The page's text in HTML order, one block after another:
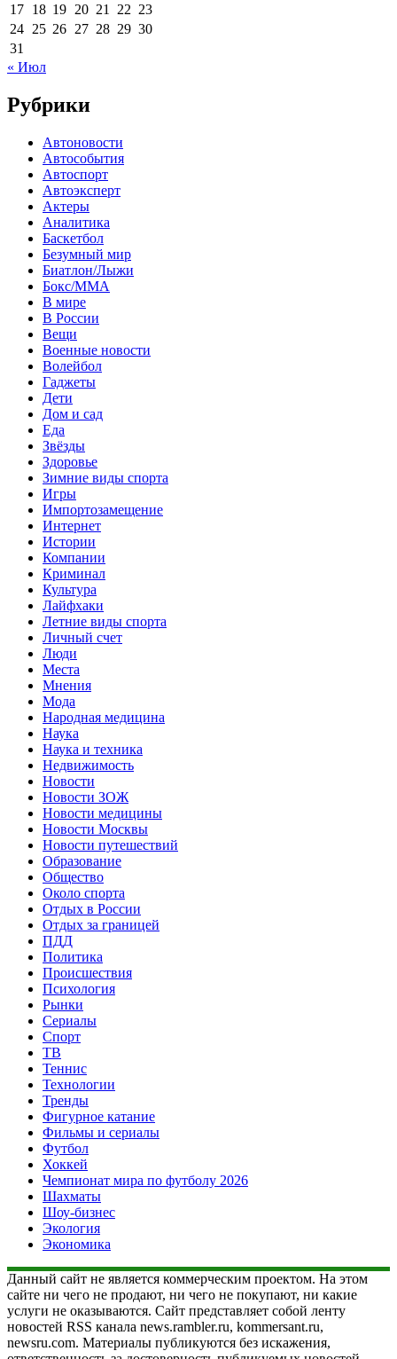
17 18 19 20 21 22 23
24 25 26 27 28 29 30
31
« Июл
Рубрики
Автоновости
Автособытия
Автоспорт
Автоэксперт
Актеры
Аналитика
Баскетбол
Безумный мир
Биатлон/Лыжи
Бокс/MMA
В мире
В России
Вещи
Военные новости
Волейбол
Гаджеты
Дети
Дом и сад
Еда
Звёзды
Здоровье
Зимние виды спорта
Игры
Импортозамещение
Интернет
Истории
Компании
Криминал
Культура
Лайфхаки
Летние виды спорта
Личный счет
Люди
Места
Мнения
Мода
Народная медицина
Наука
Наука и техника
Недвижимость
Новости
Новости ЗОЖ
Новости медицины
Новости Москвы
Новости путешествий
Образование
Общество
Около спорта
Отдых в России
Отдых за границей
ПДД
Политика
Происшествия
Психология
Рынки
Сериалы
Спорт
ТВ
Теннис
Технологии
Тренды
Фигурное катание
Фильмы и сериалы
Футбол
Хоккей
Чемпионат мира по футболу 2026
Шахматы
Шоу-бизнес
Экология
Экономика
Данный сайт не является коммерческим проектом. На этом
сайте ни чего не продают, ни чего не покупают, ни какие
услуги не оказываются. Сайт представляет собой ленту
новостей RSS канала news.rambler.ru, kommersant.ru,
newsru.com. Материалы публикуются без искажения,